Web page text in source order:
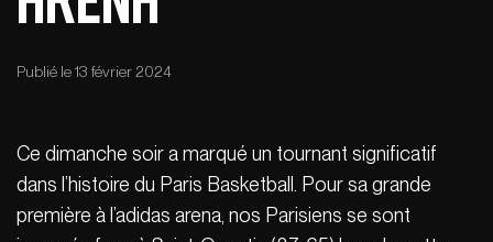
Publié le 13 février 2024
Ce dimanche soir a marqué un tournant significatif
dans l’histoire du Paris Basketball. Pour sa grande
première à l’adidas arena, nos Parisiens se sont